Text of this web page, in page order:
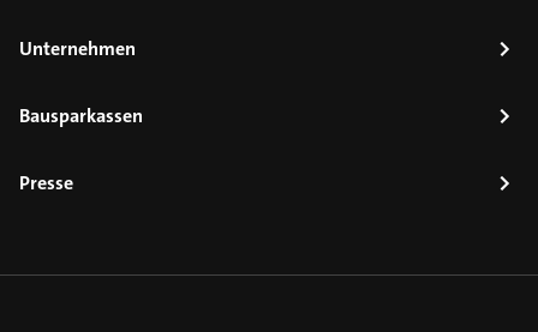
Unternehmen
Bausparkassen
Presse